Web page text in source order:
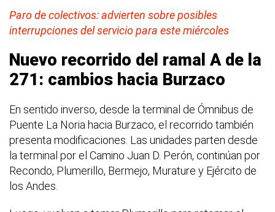
Paro de colectivos: advierten sobre posibles
interrupciones del servicio para este miércoles
Nuevo recorrido del ramal A de la
271: cambios hacia Burzaco
En sentido inverso, desde la terminal de Ómnibus de
Puente La Noria hacia Burzaco, el recorrido también
presenta modificaciones. Las unidades parten desde
la terminal por el Camino Juan D. Perón, continúan por
Recondo, Plumerillo, Bermejo, Murature y Ejército de
los Andes.